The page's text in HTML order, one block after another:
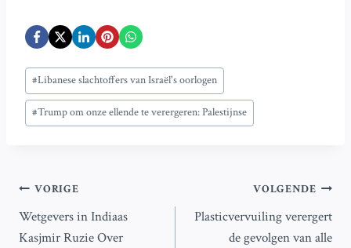
Bericht
tags:
#Libanese slachtoffers van Israël's oorlogen
#Trump om onze ellende te verergeren: Palestijnse
Bericht
navigatie
VORIGE
Wetgevers in Indiaas
Kasjmir Ruzie Over
VOLGENDE
Plasticvervuiling verergert
de gevolgen van alle